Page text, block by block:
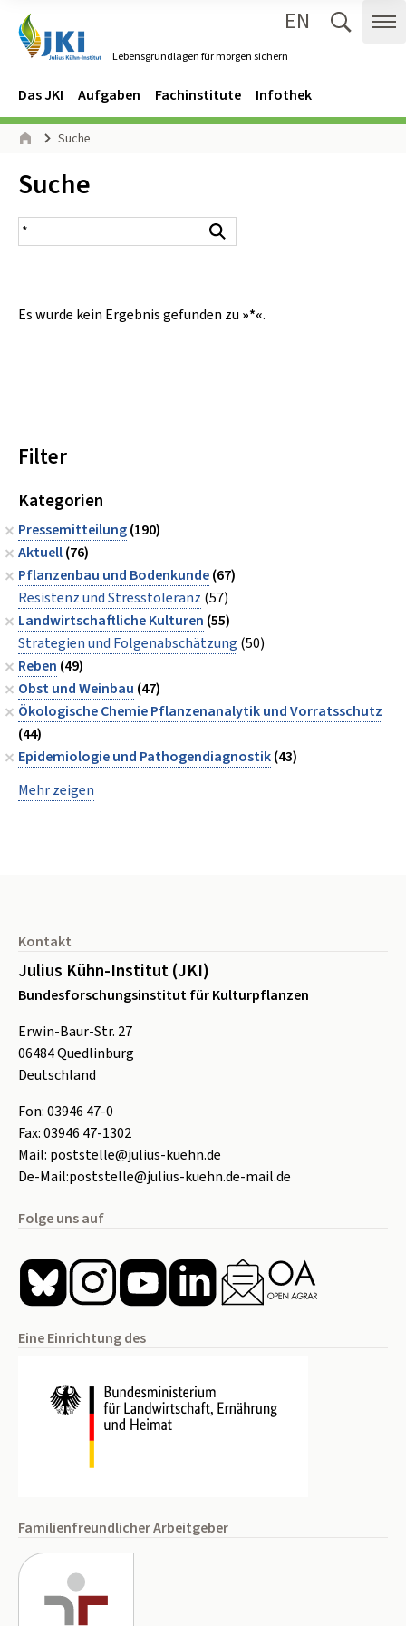
Lebensgrundlagen für morgen sichern
EN
Navigation
Hauptmenü
Das JKI Aufgaben Fachinstitute Infothek
Seitenpfad
Suche
Inhalt:
Suche
Suchergebnis
Es wurde kein Ergebnis gefunden zu »*«.
Filter
Kategorien
Pressemitteilung(190)
Aktuell(76)
Pflanzenbau und Bodenkunde(67)
Resistenz und Stresstoleranz (57)
Landwirtschaftliche Kulturen (55)
Strategien und Folgenabschätzung (50)
Reben (49)
Obst und Weinbau (47)
Ökologische Chemie Pflanzenanalytik und Vorratsschutz
(44)
Epidemiologie und Pathogendiagnostik(43)
Mehr zeigen
Kontakt
Julius Kühn-Institut (JKI)
Bundesforschungsinstitut für Kulturpflanzen
Erwin-Baur-Str. 27
06484Quedlinburg
Deutschland
Fon:03946 47-0
Fax:03946 47-1302
Mail: poststelle@julius-kuehn.de
De-Mail:poststelle@julius-kuehn.de-mail.de
Folge uns auf
Eine Einrichtung des
Familienfreundlicher Arbeitgeber